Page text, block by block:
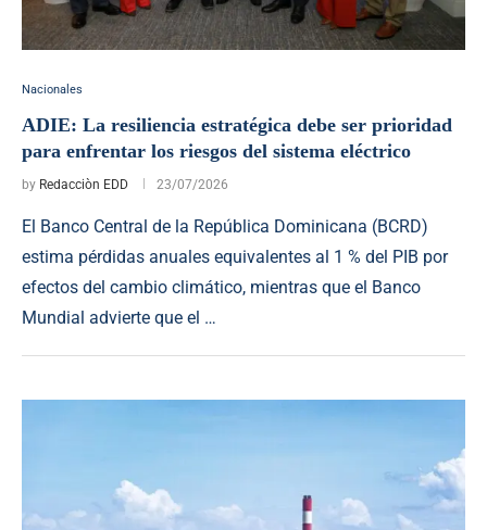
Nacionales
ADIE: La resiliencia estratégica debe ser prioridad
para enfrentar los riesgos del sistema eléctrico
by Redacciòn EDD 23/07/2026
El Banco Central de la República Dominicana (BCRD)
estima pérdidas anuales equivalentes al 1 % del PIB por
efectos del cambio climático, mientras que el Banco
Mundial advierte que el …